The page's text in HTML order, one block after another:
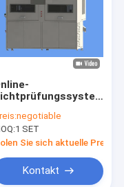
Datenexport
negotiable
1 SET
Sie sich aktuelle Preis
Kontakt